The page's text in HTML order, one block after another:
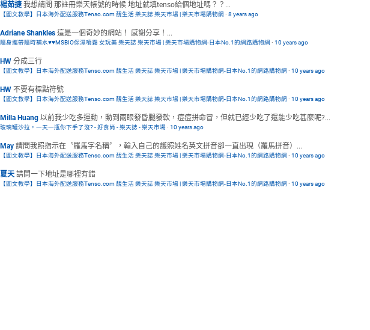
楊茹捷 我想請問 那註冊樂天帳號的時候 地址就填tenso給個地址嗎？？...
【圖文教學】日本海外配送服務Tenso.com 靚生活 樂天誌 樂天市場 | 樂天市場購物網 · 8 years ago
Adriane Shankles 這是一個奇妙的網站！ 感謝分享！...
隨身攜帶隨時補水♥♥MSBIO保濕噴霧 女玩美 樂天誌 樂天市場 | 樂天市場購物網-日本No.1的網路購物網 · 10 years ago
HW 分成三行
【圖文教學】日本海外配送服務Tenso.com 靚生活 樂天誌 樂天市場 | 樂天市場購物網-日本No.1的網路購物網 · 10 years ago
HW 不要有標點符號
【圖文教學】日本海外配送服務Tenso.com 靚生活 樂天誌 樂天市場 | 樂天市場購物網-日本No.1的網路購物網 · 10 years ago
Milla Huang 以前我少吃多運動，動到兩眼發昏腿發軟，痘痘拼命冒，但就已經少吃了還能少吃甚麼呢?...
玻璃罐沙拉，一天一瓶你下手了沒? - 好食尚 - 樂天誌 - 樂天市場· 10 years ago
May 請問我照指示在〝羅馬字名稱〞，輸入自己的護照姓名英文拼音卻一直出現（羅馬拼音）...
【圖文教學】日本海外配送服務Tenso.com 靚生活 樂天誌 樂天市場 | 樂天市場購物網-日本No.1的網路購物網 · 10 years ago
夏天 請問一下地址是哪裡有錯
【圖文教學】日本海外配送服務Tenso.com 靚生活 樂天誌 樂天市場 | 樂天市場購物網-日本No.1的網路購物網 · 10 years ago